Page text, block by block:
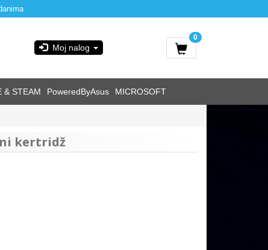
Moj nalog
0
& STEAM PoweredByAsus MICROSOFT
kertridž